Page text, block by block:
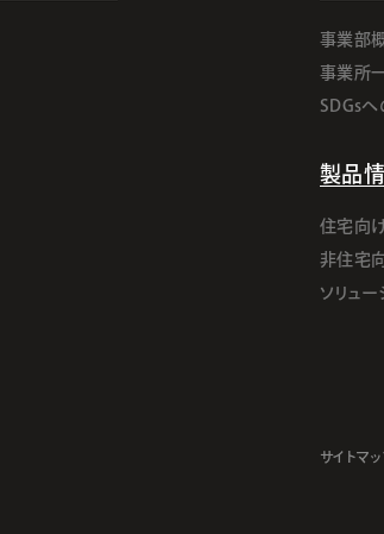
事業部
事業所
SDGsへ
製品
住宅向
非住宅
ソリュー
サイトマ